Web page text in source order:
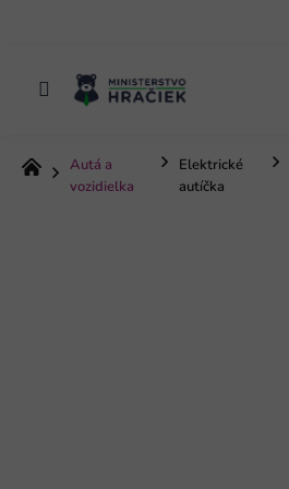
DomovAutá a
vozidielka
Elektrické
autíčka